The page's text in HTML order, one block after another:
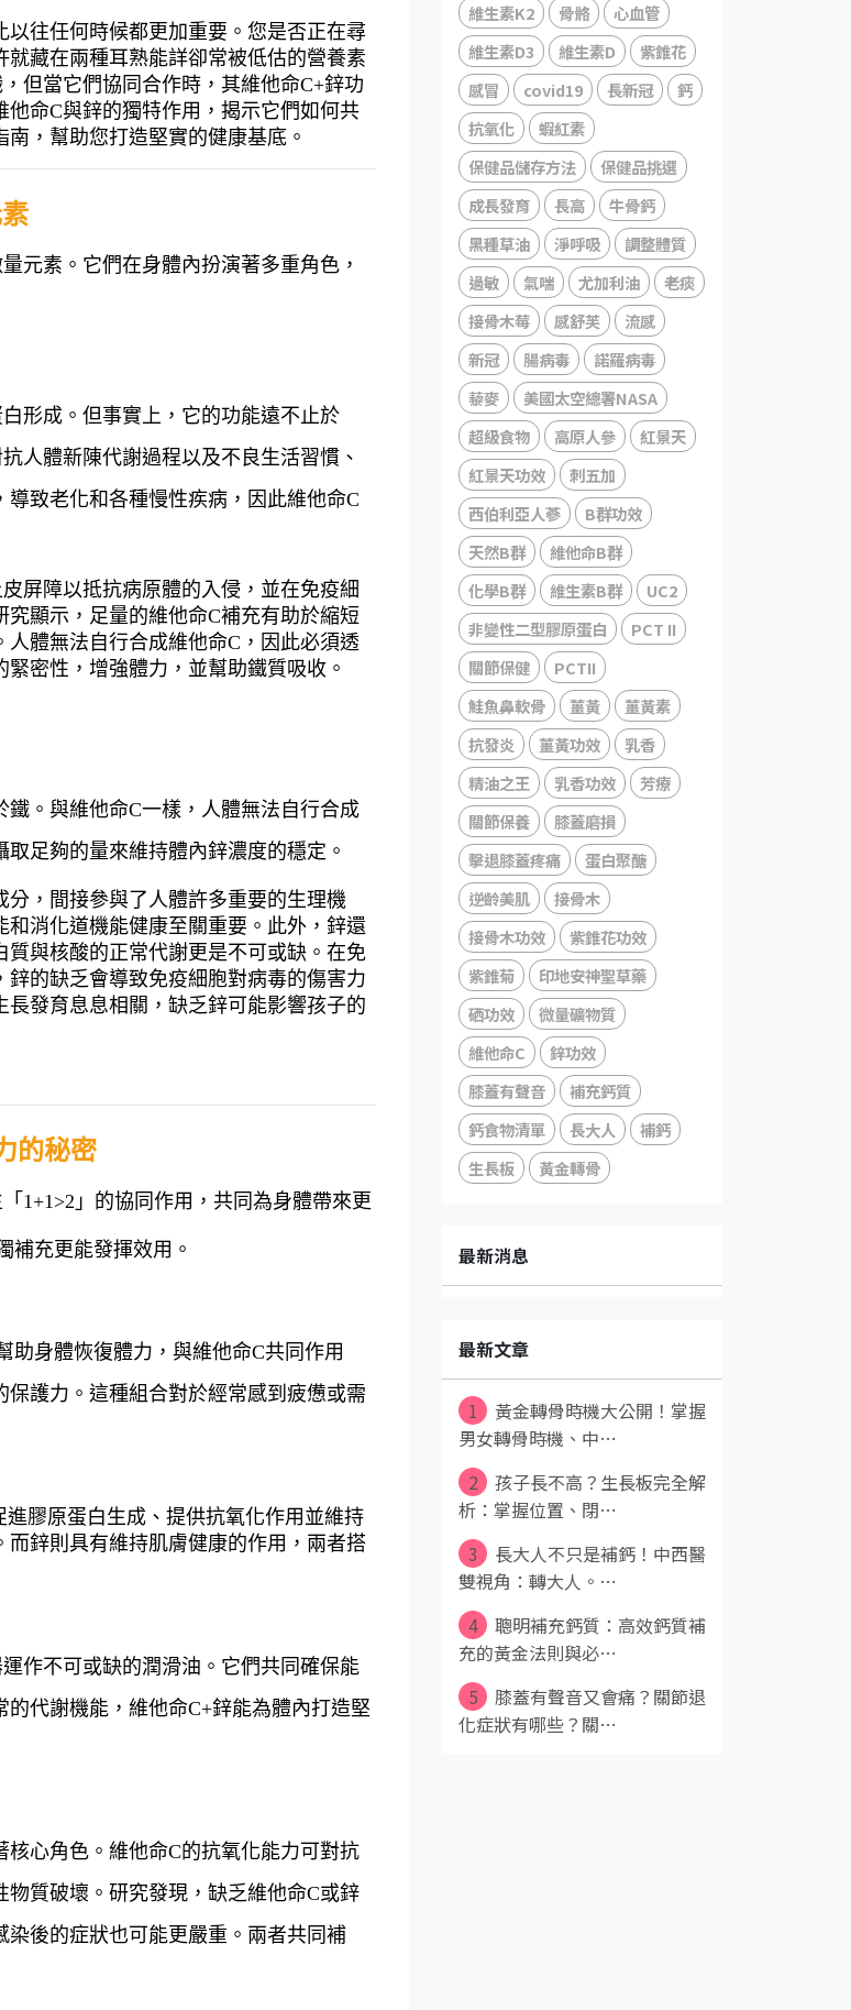
往任何時候都更加重要。您是否正在尋
藏在兩種耳熟能詳卻常被低估的營養素
但當它們協同合作時，其維他命C+鋅功
命C與鋅的獨特作用，揭示它們如何共
，幫助您打造堅實的健康基底。
元素。它們在身體內扮演著多重角色，
形成。但事實上，它的功能遠不止於
人體新陳代謝過程以及不良生活習慣、
致老化和各種慢性疾病，因此維他命C
屏障以抵抗病原體的入侵，並在免疫細
顯示，足量的維他命C補充有助於縮短
體無法自行合成維他命C，因此必須透
密性，增強體力，並幫助鐵質吸收。
。與維他命C一樣，人體無法自行合成
足夠的量來維持體內鋅濃度的穩定。
，間接參與了人體許多重要的生理機
消化道機能健康至關重要。此外，鋅還
與核酸的正常代謝更是不可或缺。在免
的缺乏會導致免疫細胞對病毒的傷害力
發育息息相關，缺乏鋅可能影響孩子的
的秘密
1+1>2」的協同作用，共同為身體帶來更
補充更能發揮效用。
助身體恢復體力，與維他命C共同作用
護力。這種組合對於經常感到疲憊或需
膠原蛋白生成、提供抗氧化作用並維持
鋅則具有維持肌膚健康的作用，兩者搭
作不可或缺的潤滑油。它們共同確保能
代謝機能，維他命C+鋅能為體內打造堅
心角色。維他命C的抗氧化能力可對抗
質破壞。研究發現，缺乏維他命C或鋅
後的症狀也可能更嚴重。兩者共同補
維生素K2
骨骼
心血管
維生素D3
維生素D
紫錐花
感冒
covid19 長新冠
鈣
抗氧化
蝦紅素
保健品儲存方法
保健品挑選
成長發育
長高
牛骨鈣
黑種草油
淨呼吸
調整體質
過敏
氣喘 尤加利油
老痰
接骨木莓
感舒芙
流感
新冠
腸病毒
諾羅病毒
藜麥
美國太空總署NASA
超級食物
高原人參
紅景天
紅景天功效
刺五加
西伯利亞人蔘
B群功效
天然B群
維他命B群
化學B群
維生素B群
UC2
非變性二型膠原蛋白
PCT II
關節保健
PCTII
鮭魚鼻軟骨
薑黃
薑黃素
抗發炎
薑黃功效
乳香
精油之王
乳香功效
芳療
關節保養
膝蓋磨損
擊退膝蓋疼痛
蛋白聚醣
逆齡美肌
接骨木
接骨木功效
紫錐花功效
紫錐菊
印地安神聖草藥
硒功效
微量礦物質
維他命C
鋅功效
膝蓋有聲音
補充鈣質
鈣食物清單
長大人
補鈣
生長板
黃金轉骨
最新消息
最新文章
1
黃金轉骨時機大公開！掌握
男女轉骨時機、中⋯
2
孩子長不高？生長板完全解
析：掌握位置、閉⋯
3
長大人不只是補鈣！中西醫
雙視角：轉大人。⋯
4
聰明補充鈣質：高效鈣質補
充的黃金法則與必⋯
5
膝蓋有聲音又會痛？關節退
化症狀有哪些？關⋯